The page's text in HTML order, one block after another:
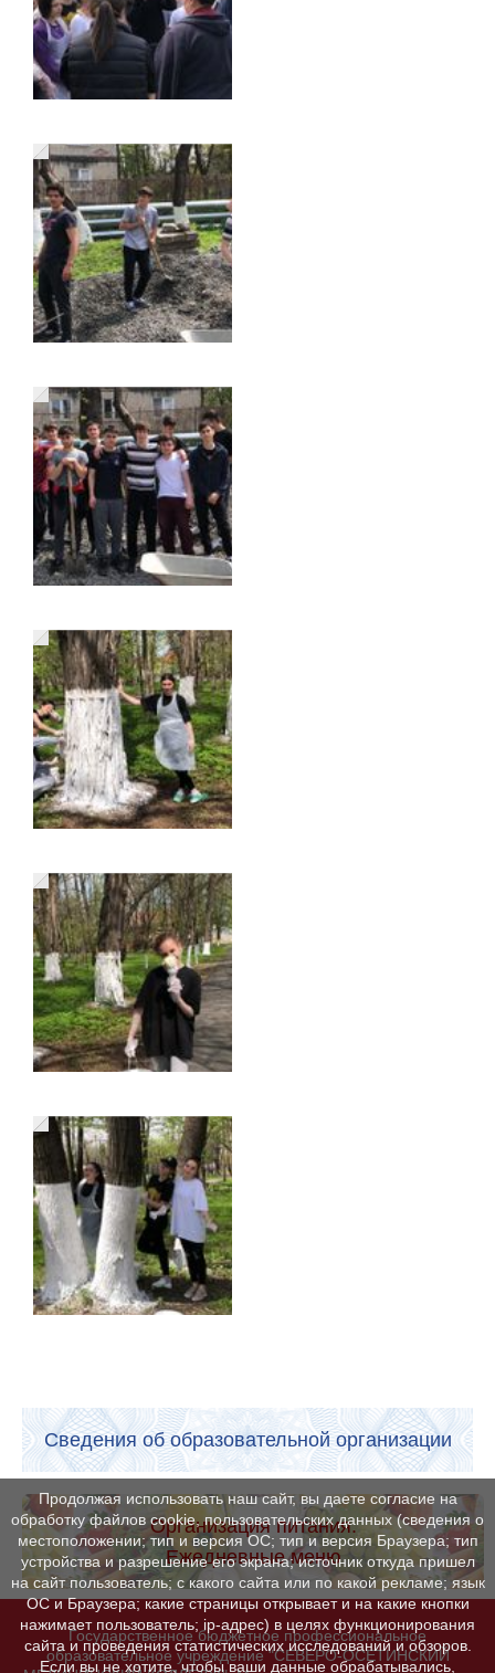
Сведения об образовательной организации
Организация питания.
Ежедневные меню
Государственное бюджетное профессиональное
образовательное учреждение "СЕВЕРО-ОСЕТИНСКИЙ
Продолжая использовать наш сайт, вы даете согласие на
обработку файлов cookie, пользовательских данных (сведения о
местоположении; тип и версия ОС; тип и версия Браузера; тип
устройства и разрешение его экрана; источник откуда пришел
на сайт пользователь; с какого сайта или по какой рекламе; язык
ОС и Браузера; какие страницы открывает и на какие кнопки
нажимает пользователь; ip-адрес) в целях функционирования
сайта и проведения статистических исследований и обзоров.
Если вы не хотите, чтобы ваши данные обрабатывались,